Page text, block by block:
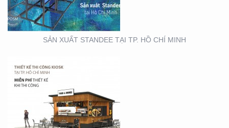
SẢN XUẤT STANDEE TẠI TP. HỒ CHÍ MINH
THIẾT KẾ- THI CÔNG
BẢNG HIỆU ” NHA KHOA
NH